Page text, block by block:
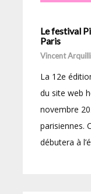
Le festival
Paris
Vincent
La 12e
du site web
novembre
parisiennes.
débutera à